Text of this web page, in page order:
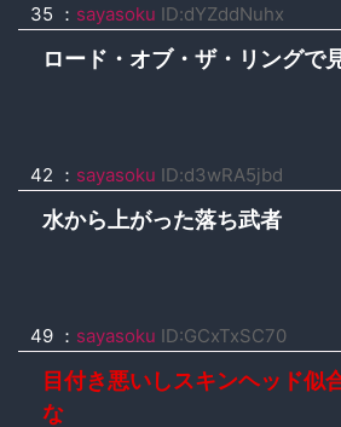
35 ： sayasoku ID:dYZddNuhx
ロード・オブ・ザ・リングで
42 ： sayasoku ID:d3wRA5jbd
水から上がった落ち武者
49 ： sayasoku ID:GCxTxSC70
目付き悪いしスキンヘッド似
な